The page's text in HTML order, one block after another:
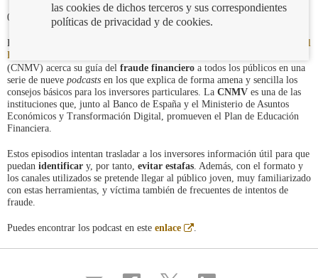
08/11/2023
Entre las actuaciones de difusión previstas en el
Plan de Actuación contra el
Fraude Financiero
en
ventana
nueva
(CNMV) acerca su guía del fraude financiero a todos los públicos en una
serie de nueve podcasts en los que explica de forma amena y sencilla los
consejos básicos para los inversores particulares. La CNMV es una de las
instituciones que, junto al Banco de España y el Ministerio de Asuntos
Económicos y Transformación Digital, promueven el Plan de Educación
Financiera.
Estos episodios intentan trasladar a los inversores información útil para que
puedan identificar y, por tanto, evitar estafas . Además, con el formato y
los canales utilizados se pretende llegar al público joven, muy familiarizado
con estas herramientas, y víctima también de frecuentes de intentos de
fraude.
Puedes encontrar los podcast en este enlace
Abre
ventana
las cookies de dichos terceros y sus correspondientes
políticas de privacidad y de cookies.